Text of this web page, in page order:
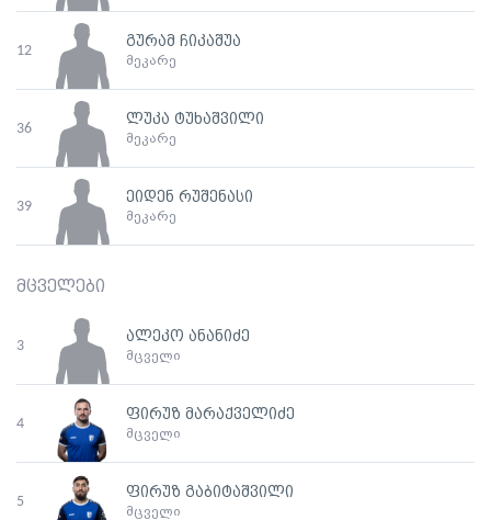
12
გურამ ჩიკაშუა
მეკარე
36
ლუკა ტუხაშვილი
მეკარე
39
ეიდენ რუშენასი
მეკარე
მცველები
3
ალეკო ანანიძე
მცველი
4
ფირუზ მარაქველიძე
მცველი
5
ფირუზ გაბიტაშვილი
მცველი